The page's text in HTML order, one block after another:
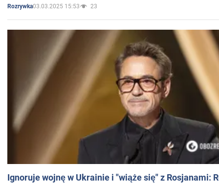
Rozrywka03.03.2025 15:53 23
Ignoruje wojnę w Ukrainie i "wiąże się" z Rosjanami: